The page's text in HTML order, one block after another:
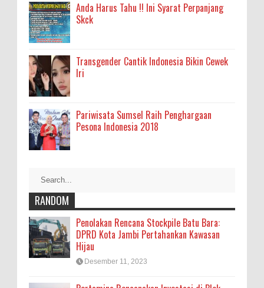
Anda Harus Tahu !! Ini Syarat Perpanjang
Skck
Transgender Cantik Indonesia Bikin Cewek
Iri
Pariwisata Sumsel Raih Penghargaan
Pesona Indonesia 2018
RANDOM
Penolakan Rencana Stockpile Batu Bara:
DPRD Kota Jambi Pertahankan Kawasan
Hijau
Desember 11, 2023